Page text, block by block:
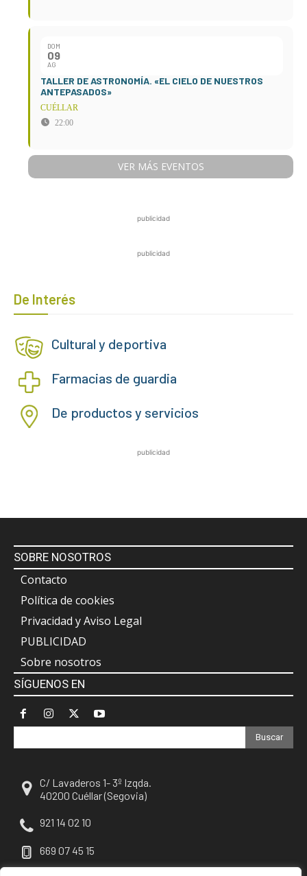
DOM
09
AG
TALLER DE ASTRONOMÍA. «EL CIELO DE NUESTROS
ANTEPASADOS»
CUÉLLAR
22:00
VER MÁS EVENTOS
publicidad
publicidad
De Interés
Cultural y deportiva
Farmacias de guardia
De productos y servicios
publicidad
SOBRE NOSOTROS
Contacto
Política de cookies
Privacidad y Aviso Legal
PUBLICIDAD
Sobre nosotros
SÍGUENOS EN
Buscar
C/ Lavaderos 1- 3º Izqda.
40200 Cuéllar (Segovia)
921 14 02 10
669 07 45 15